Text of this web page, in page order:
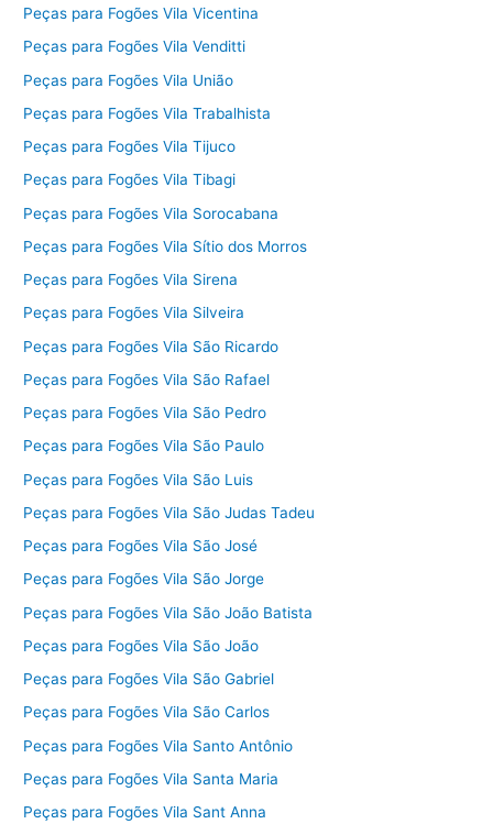
Peças para Fogões Vila Vicentina
Peças para Fogões Vila Venditti
Peças para Fogões Vila União
Peças para Fogões Vila Trabalhista
Peças para Fogões Vila Tijuco
Peças para Fogões Vila Tibagi
Peças para Fogões Vila Sorocabana
Peças para Fogões Vila Sítio dos Morros
Peças para Fogões Vila Sirena
Peças para Fogões Vila Silveira
Peças para Fogões Vila São Ricardo
Peças para Fogões Vila São Rafael
Peças para Fogões Vila São Pedro
Peças para Fogões Vila São Paulo
Peças para Fogões Vila São Luis
Peças para Fogões Vila São Judas Tadeu
Peças para Fogões Vila São José
Peças para Fogões Vila São Jorge
Peças para Fogões Vila São João Batista
Peças para Fogões Vila São João
Peças para Fogões Vila São Gabriel
Peças para Fogões Vila São Carlos
Peças para Fogões Vila Santo Antônio
Peças para Fogões Vila Santa Maria
Peças para Fogões Vila Sant Anna